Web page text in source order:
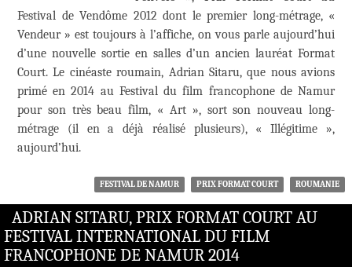
Festival de Vendôme 2012 dont le premier long-métrage, «
Vendeur » est toujours à l’affiche, on vous parle aujourd’hui
d’une nouvelle sortie en salles d’un ancien lauréat Format
Court. Le cinéaste roumain, Adrian Sitaru, que nous avions
primé en 2014 au Festival du film francophone de Namur
pour son très beau film, « Art », sort son nouveau long-
métrage (il en a déjà réalisé plusieurs), « Illégitime »,
aujourd’hui.
FESTIVAL DE NAMUR PRIX FORMAT COURT ROUMANIE
ADRIAN SITARU, PRIX FORMAT COURT AU
FESTIVAL INTERNATIONAL DU FILM
FRANCOPHONE DE NAMUR 2014